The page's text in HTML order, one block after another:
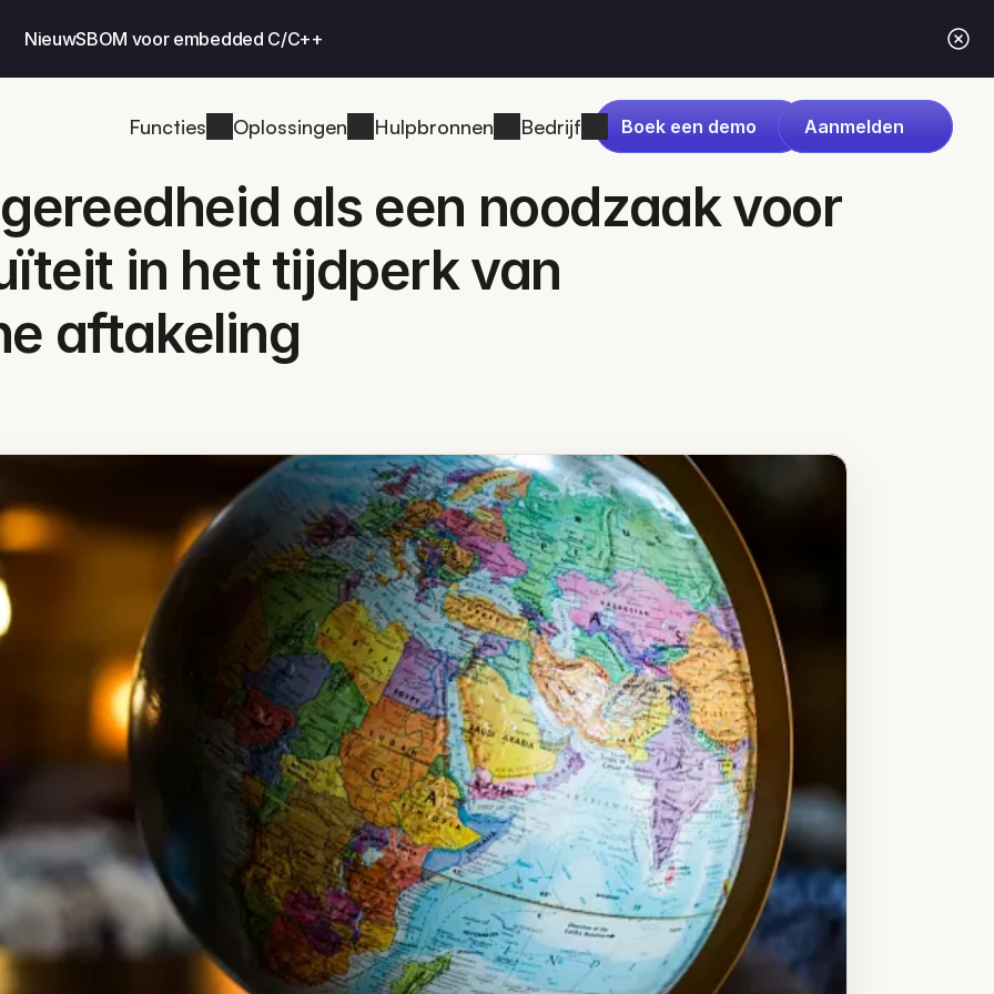
NieuwSBOM voor embedded C/C++
Functies Oplossingen Hulpbronnen Bedrijf Boek een demo Aanmelden
als een noodzaak voor
in het tijdperk van
aftakeling